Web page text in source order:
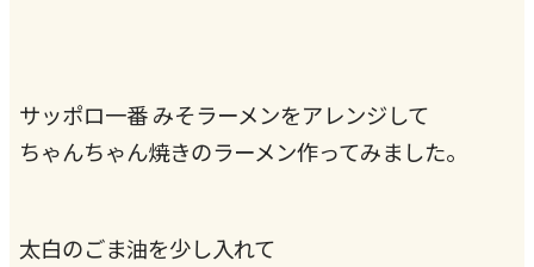
サッポロ一番 みそラーメンをアレンジして
ちゃんちゃん焼きのラーメン作ってみました。
太白のごま油を少し入れて